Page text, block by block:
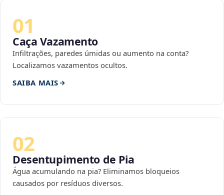
01
Caça Vazamento
Infiltrações, paredes úmidas ou aumento na conta?
Localizamos vazamentos ocultos.
SAIBA MAIS
02
Desentupimento de Pia
Água acumulando na pia? Eliminamos bloqueios
causados por resíduos diversos.